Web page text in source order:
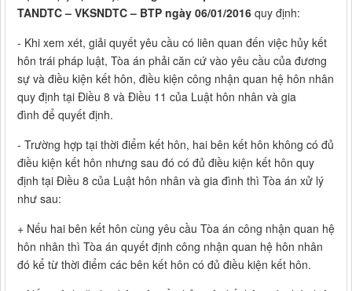
TANDTC – VKSNDTC – BTP ngày 06/01/2016 quy định:
- Khi xem xét, giải quyết yêu cầu có liên quan đến việc hủy kết
hôn trái pháp luật, Tòa án phải căn cứ vào yêu cầu của đương
sự và điều kiện kết hôn, điều kiện công nhận quan hệ hôn nhân
quy định tại Điều 8 và Điều 11 của Luật hôn nhân và gia
đình để quyết định.
- Trường hợp tại thời điểm kết hôn, hai bên kết hôn không có đủ
điều kiện kết hôn nhưng sau đó có đủ điều kiện kết hôn quy
định tại Điều 8 của Luật hôn nhân và gia đình thì Tòa án xử lý
như sau:
+ Nếu hai bên kết hôn cùng yêu cầu Tòa án công nhận quan hệ
hôn nhân thì Tòa án quyết định công nhận quan hệ hôn nhân
đó kể từ thời điểm các bên kết hôn có đủ điều kiện kết hôn.